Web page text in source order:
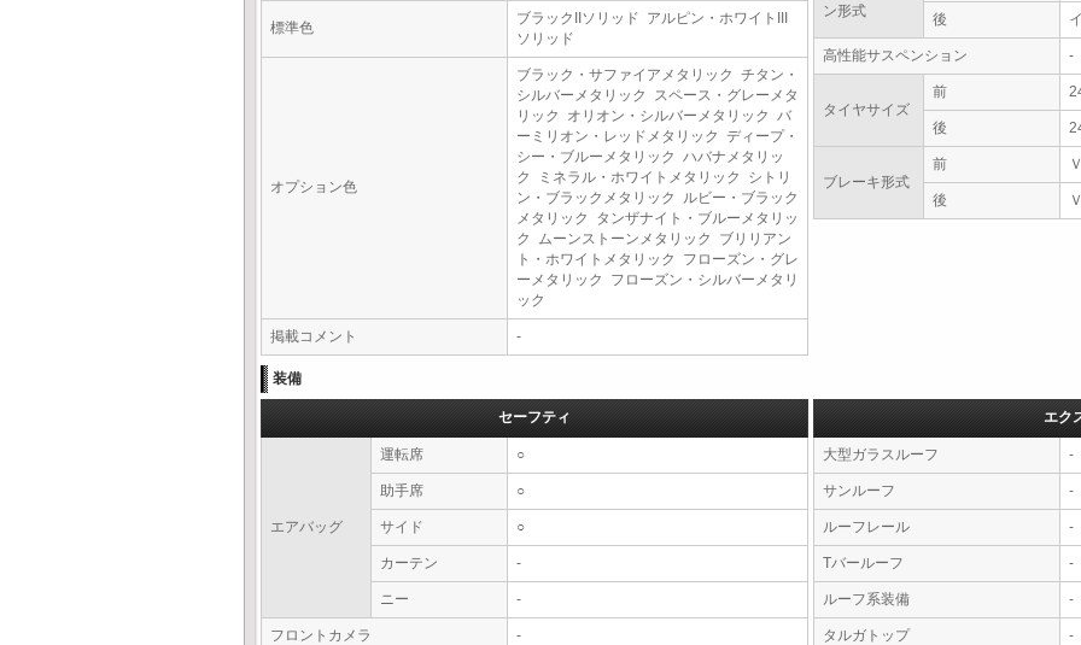
標準色
ブラックIIソリッド アルピン・ホワイトIII
ソリッド
オプション色
ブラック・サファイアメタリック チタン・
シルバーメタリック スペース・グレーメタ
リック オリオン・シルバーメタリック バ
ーミリオン・レッドメタリック ディープ・
シー・ブルーメタリック ハバナメタリッ
ク ミネラル・ホワイトメタリック シトリ
ン・ブラックメタリック ルビー・ブラック
メタリック タンザナイト・ブルーメタリッ
ク ムーンストーンメタリック ブリリアン
ト・ホワイトメタリック フローズン・グレ
ーメタリック フローズン・シルバーメタリ
ック
掲載コメント -
ン形式
後
高性能サスペンション -
タイヤサイズ
前
後
ブレーキ形式
前
後
装備
セーフティ
エアバッグ
運転席 ○
助手席 ○
サイド ○
カーテン -
ニー -
フロントカメラ -
エク
大型ガラスルーフ -
サンルーフ -
ルーフレール -
Tバールーフ -
ルーフ系装備 -
タルガトップ -